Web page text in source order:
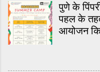
पुणे के
पहल के
आयोजन
लैस करना